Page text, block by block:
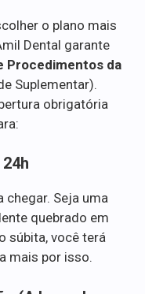
o plano mais
Dental garante
Procedimentos da
Suplementar).
obrigatória
chegar. Seja uma
quebrado em
súbita, você terá
mais por isso.